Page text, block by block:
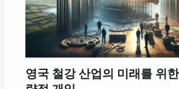
영국 철강 산업의 미래를 위